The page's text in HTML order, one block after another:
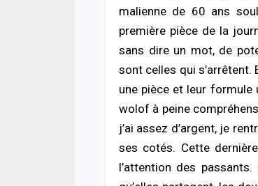
malienne de 60 ans
première pièce de la
sans dire un mot, de
sont celles qui s’arrêtent.
une pièce et leur formule
wolof à peine
j’ai assez d’argent, je
ses cotés. Cette
l’attention des